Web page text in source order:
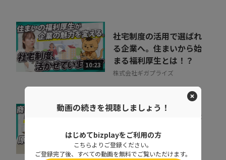
10:23
社宅制度の活用で選ばれ
る企業へ。住まいから始
まる福利厚生とは！？
株式会社ギガプライズ
09:22
リードの商談化率が上が
らない原因とは？アプロ
ーチ速度を上げる改...
株式会社Brizzy
動画の続きを視聴しましょう！
はじめてbizplayをご利用の方
こちらよりご登録ください。
ご登録完了後、すべての動画を無料でご覧いただけます。